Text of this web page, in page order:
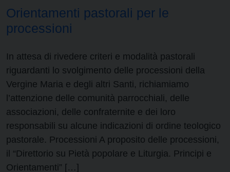
Orientamenti pastorali per le
processioni
In attesa di rivedere criteri e modalità pastorali
riguardanti lo svolgimento delle processioni della
Vergine Maria e degli altri Santi, richiamiamo
l’attenzione delle comunità parrocchiali, delle
associazioni, delle confraternite e dei loro
responsabili su alcune indicazioni di ordine teologico
pastorale. Processioni A proposito delle processioni,
il “Direttorio su Pietà popolare e Liturgia. Principi e
Orientamenti” […]